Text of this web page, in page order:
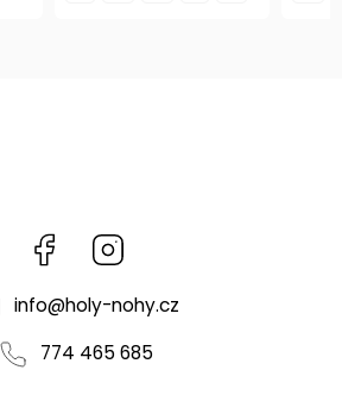
Facebook
info@holy-nohy.cz
774 465 685